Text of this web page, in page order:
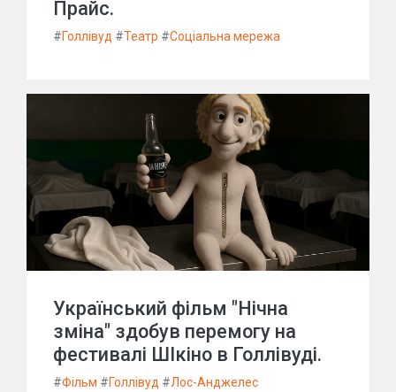
Прайс.
#Голлівуд #Театр #Соціальна мережа
Український фільм "Нічна
зміна" здобув перемогу на
фестивалі ШІкіно в Голлівуді.
#Фільм #Голлівуд #Лос-Анджелес